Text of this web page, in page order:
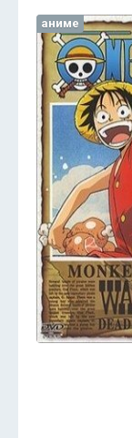
аниме